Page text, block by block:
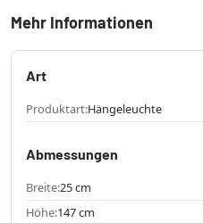
Mehr Informationen
Art
Produktart:Hängeleuchte
Abmessungen
Breite:25 cm
Höhe:147 cm